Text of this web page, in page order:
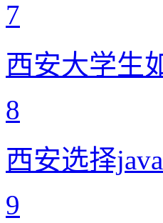
7
西安大学生
8
西安选择
9